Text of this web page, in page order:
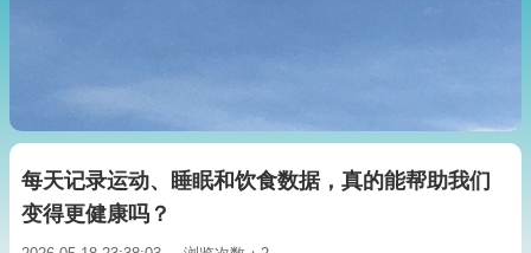
每天记录运动、睡眠和饮食数据，真的能帮助我们
变得更健康吗？